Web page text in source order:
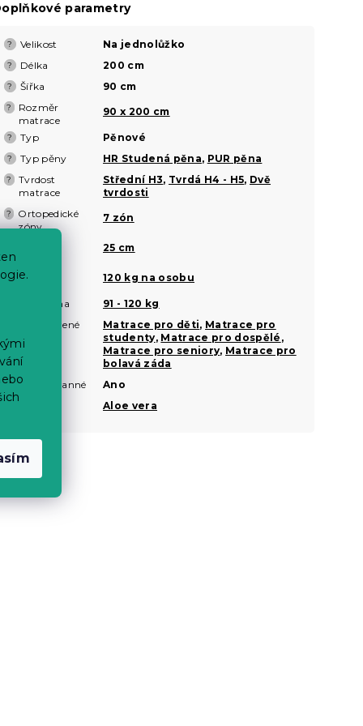
parametry
? Velikost Na jednolůžko
? Délka 200 cm
? Šířka 90 cm
?
Rozměr
matrace
90 x 200 cm
? Typ Pěnové
? Typ pěny HR Studená pěna, PUR pěna
?
Tvrdost
matrace
Střední H3, Tvrdá H4 - H5, Dvě
tvrdosti
?
Ortopedické
zóny
7 zón
25 cm
?
Nosnost
120 kg na osobu
Vaše váha 91 - 120 kg
Doporučené
pro
Matrace pro děti, Matrace pro
studenty, Matrace pro dospělé ,
Matrace pro seniory, Matrace pro
bolavá záda
? Oboustranné
Ano
Aloe vera